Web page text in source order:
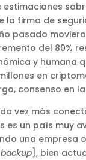
estimaciones
la firma de
pasado
del 80%
y humana
en
consenso en
vez más
es un país muy
una empresa
backup ], bien